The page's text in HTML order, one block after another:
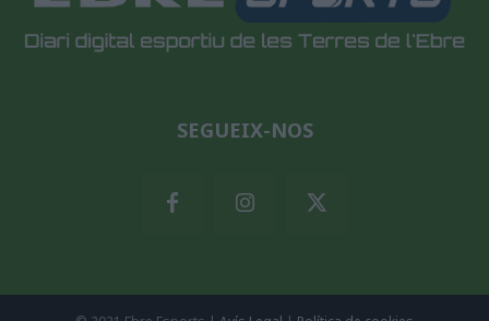
SEGUEIX-NOS